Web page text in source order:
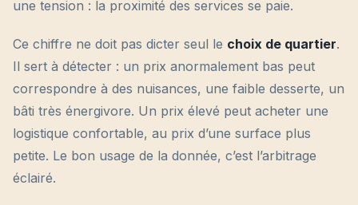
une tension : la proximité des services se paie.
Ce chiffre ne doit pas dicter seul le choix de quartier.
Il sert à détecter : un prix anormalement bas peut
correspondre à des nuisances, une faible desserte, un
bâti très énergivore. Un prix élevé peut acheter une
logistique confortable, au prix d’une surface plus
petite. Le bon usage de la donnée, c’est l’arbitrage
éclairé.